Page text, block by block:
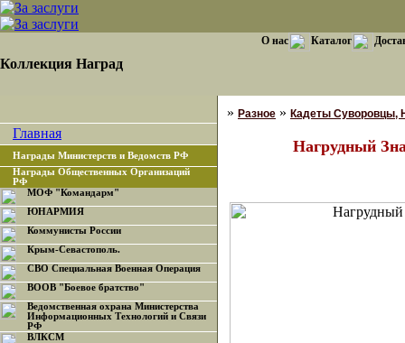
Коллекция Наград
О нас Каталог
Главная
Награды Министерств и Ведомств РФ
Награды Общественных Организаций
РФ
МОФ "Командарм"
ЮНАРМИЯ
Коммунисты России
Крым-Севастополь.
СВО Специальная Военная Операция
ВООВ "Боевое братство"
Ведомственная охрана Министерства
Информационных Технологий и Связи
РФ
ВЛКСМ
» Разное » Кадеты Суворовцы,
Нагрудный